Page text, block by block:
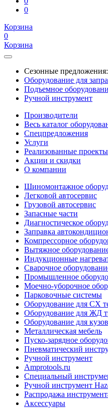
0
Корзина
0
Корзина
Сезонные предложения:
Оборудование для
Подъемное
Ручной инструмент
Производители
Весь каталог
Спецпредложения
Услуги
Реализованные проекты
Акции и скидки
О компании
Шиномонтажное
Легковой автосервис
Грузовой автосервис
Запасные части
Диагностическое
Заправка
Компрессорное
Вытяжное
Индукционные
Сварочное
Промышленное
Моечно-уборочное
Парковочные системы
Оборудование для СХ
Оборудование для ЖД
Оборудование для
Металлическая мебель
Пуско-зарядное
Пневматический
Ручной инструмент
Amprotools.ru
Специальный
Ручной инструмент
Распродажа
Аксессуары